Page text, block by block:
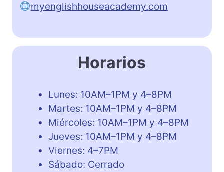
myenglishhouseacademy.com
Horarios
Lunes: 10AM–1PM y 4–8PM
Martes: 10AM–1PM y 4–8PM
Miércoles: 10AM–1PM y 4–8PM
Jueves: 10AM–1PM y 4–8PM
Viernes: 4–7PM
Sábado: Cerrado